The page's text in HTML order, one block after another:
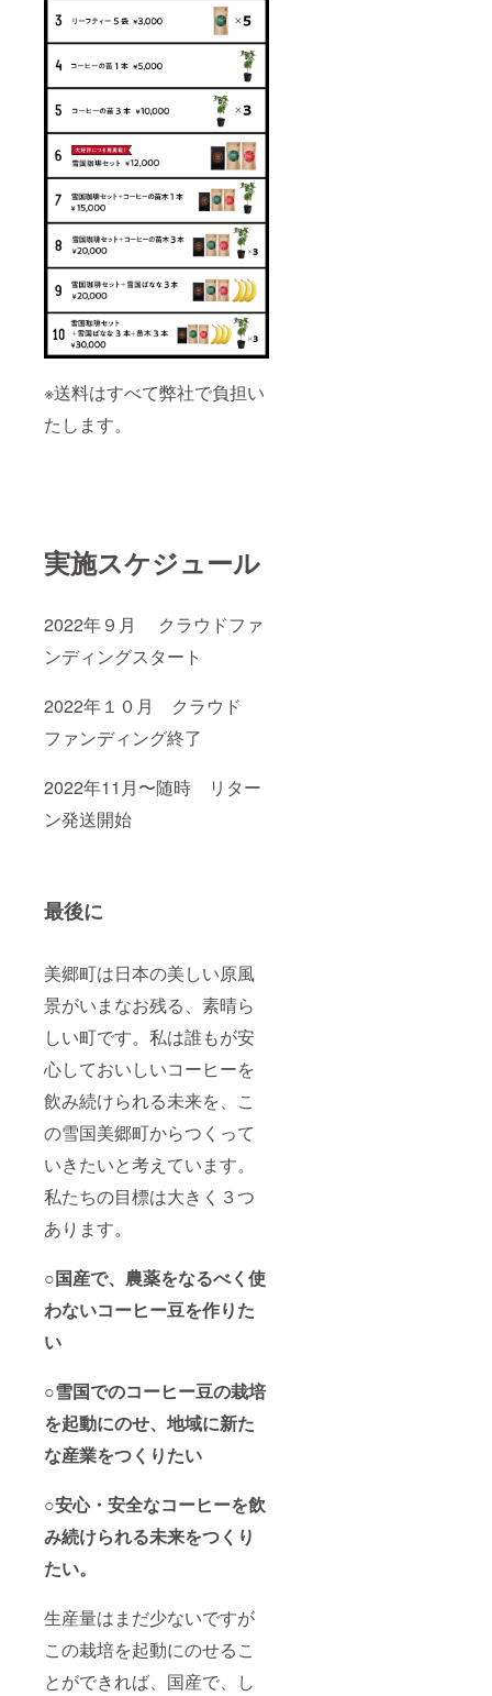
※送料はすべて弊社で負担い
たします。
実施スケジュール
2022年９月 クラウドファ
ンディングスタート
2022年１０月 クラウド
ファンディング終了
2022年11月〜随時 リター
ン発送開始
最後に
美郷町は日本の美しい原風
景がいまなお残る、素晴ら
しい町です。私は誰もが安
心しておいしいコーヒーを
飲み続けられる未来を、こ
の雪国美郷町からつくって
いきたいと考えています。
私たちの目標は大きく３つ
あります。
○国産で、農薬をなるべく使
わないコーヒー豆を作りた
い
○雪国でのコーヒー豆の栽培
を起動にのせ、地域に新た
な産業をつくりたい
○安心・安全なコーヒーを飲
み続けられる未来をつくり
たい。
生産量はまだ少ないですが
この栽培を起動にのせるこ
とができれば、国産で、し